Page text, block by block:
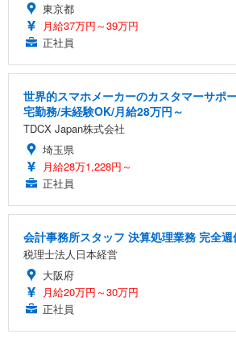
東京都
月給37万円～39万円
正社員
世界的スマホメーカーのカスタマーサポ
宅勤務/未経験OK/月給28万円～
TDCX Japan株式会社
埼玉県
月給28万1,228円～
正社員
会計事務所スタッフ 決算処理業務 完全
税理士法人日本経営
大阪府
月給20万円～30万円
正社員